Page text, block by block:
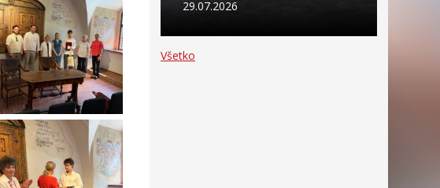
29.07.2026
Všetko